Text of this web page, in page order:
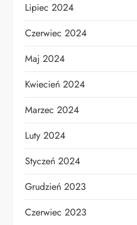
Lipiec 2024
Czerwiec 2024
Maj 2024
Kwiecień 2024
Marzec 2024
Luty 2024
Styczeń 2024
Grudzień 2023
Czerwiec 2023